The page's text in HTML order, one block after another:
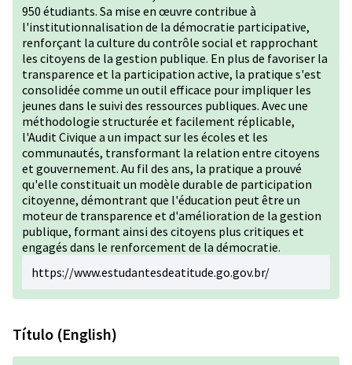
950 étudiants. Sa mise en œuvre contribue à
l'institutionnalisation de la démocratie participative,
renforçant la culture du contrôle social et rapprochant
les citoyens de la gestion publique. En plus de favoriser la
transparence et la participation active, la pratique s'est
consolidée comme un outil efficace pour impliquer les
jeunes dans le suivi des ressources publiques. Avec une
méthodologie structurée et facilement réplicable,
l'Audit Civique a un impact sur les écoles et les
communautés, transformant la relation entre citoyens
et gouvernement. Au fil des ans, la pratique a prouvé
qu'elle constituait un modèle durable de participation
citoyenne, démontrant que l'éducation peut être un
moteur de transparence et d'amélioration de la gestion
publique, formant ainsi des citoyens plus critiques et
engagés dans le renforcement de la démocratie.
https://www.estudantesdeatitude.go.gov.br/
Título (English)